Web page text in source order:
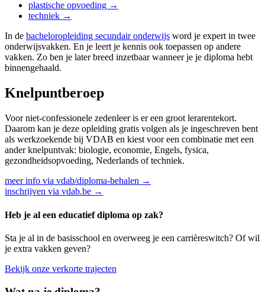
plastische opvoeding →
techniek →
In de bacheloropleiding secundair onderwijs word je expert in twee
onderwijsvakken. En je leert je kennis ook toepassen op andere
vakken. Zo ben je later breed inzetbaar wanneer je je diploma hebt
binnengehaald.
Knelpuntberoep
Voor niet-confessionele zedenleer is er een groot lerarentekort.
Daarom kan je deze opleiding gratis volgen als je ingeschreven bent
als werkzoekende bij VDAB en kiest voor een combinatie met een
ander knelpuntvak: biologie, economie, Engels, fysica,
gezondheidsopvoeding, Nederlands of techniek.
meer info via vdab/diploma-behalen →
inschrijven via vdab.be →
Heb je al een educatief diploma op zak?
Sta je al in de basisschool en overweeg je een carrièreswitch? Of wil
je extra vakken geven?
Bekijk onze verkorte trajecten